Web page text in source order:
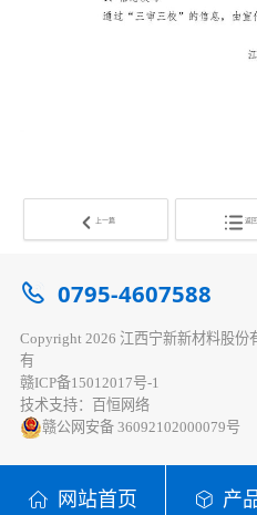
上一篇 返
0795-4607588
Copyright 2026 江西宁新新材料股份
有
赣ICP备15012017号-1
技术支持：百恒网络
赣公网安备 36092102000079号
网站首页 产